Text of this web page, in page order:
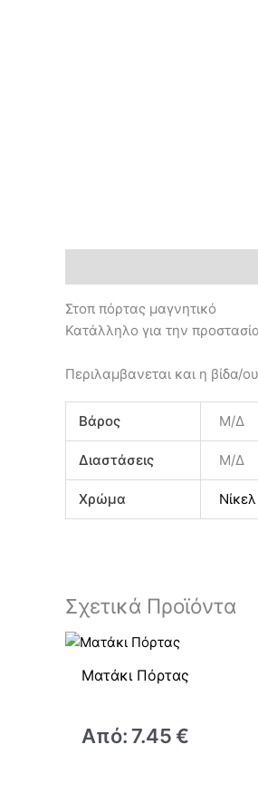
Στοπ πόρτας μαγνητικό
Κατάλληλο για την
Περιλαμβανεται και η βίδα/
Βάρος Μ/Δ
Διαστάσεις Μ/Δ
Χρώμα
Σχετικά Προϊόντα
Ματάκι Πόρτας
Από: 7.45€